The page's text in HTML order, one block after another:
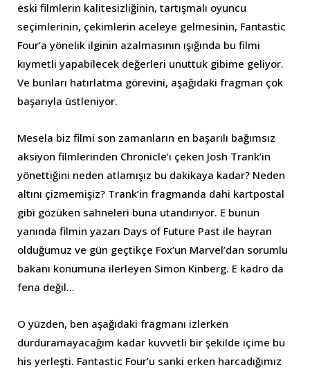
eski filmlerin kalitesizliğinin, tartışmalı oyuncu
seçimlerinin, çekimlerin aceleye gelmesinin, Fantastic
Four’a yönelik ilginin azalmasının ışığında bu filmi
kıymetli yapabilecek değerleri unuttuk gibime geliyor.
Ve bunları hatırlatma görevini, aşağıdaki fragman çok
başarıyla üstleniyor.
Mesela biz filmi son zamanların en başarılı bağımsız
aksiyon filmlerinden Chronicle’ı çeken Josh Trank’in
yönettiğini neden atlamışız bu dakikaya kadar? Neden
altını çizmemişiz? Trank’in fragmanda dahi kartpostal
gibi gözüken sahneleri buna utandırıyor. E bunun
yanında filmin yazarı Days of Future Past ile hayran
olduğumuz ve gün geçtikçe Fox’un Marvel’dan sorumlu
bakanı konumuna ilerleyen Simon Kinberg. E kadro da
fena değil…
O yüzden, ben aşağıdaki fragmanı izlerken
durduramayacağım kadar kuvvetli bir şekilde içime bu
his yerleşti. Fantastic Four’u sanki erken harcadığımız